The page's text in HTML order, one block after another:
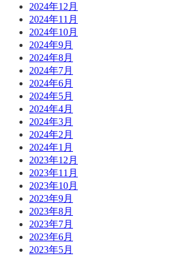
2024年12月
2024年11月
2024年10月
2024年9月
2024年8月
2024年7月
2024年6月
2024年5月
2024年4月
2024年3月
2024年2月
2024年1月
2023年12月
2023年11月
2023年10月
2023年9月
2023年8月
2023年7月
2023年6月
2023年5月